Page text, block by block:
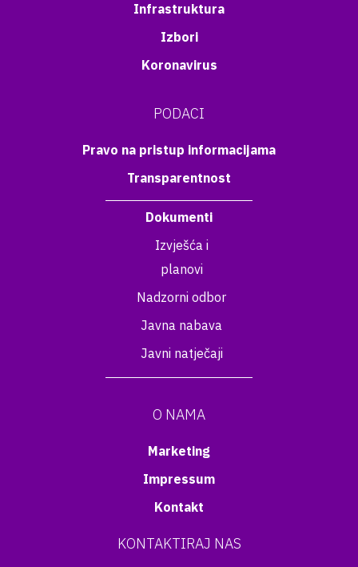
Infrastruktura
Izbori
Koronavirus
PODACI
Pravo na pristup informacijama
Transparentnost
Dokumenti
Izvješća i
planovi
Nadzorni odbor
Javna nabava
Javni natječaji
O NAMA
Marketing
Impressum
Kontakt
KONTAKTIRAJ NAS